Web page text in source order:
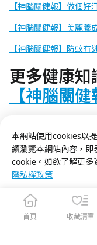
【神腦關健報】做個好
【神腦關健報】美麗養
【神腦關健報】防蚊有
更多健康
【神腦關健
狀況、使用任何藥物或
專業者詢問意見，謝謝
本網站使用cookies以
續瀏覽本網站內容，即
cookie。如欲了解更多
隱私權政策
首頁 收藏清單